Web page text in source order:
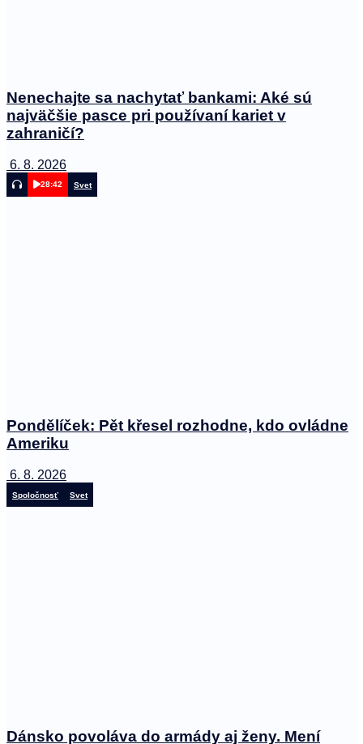
Nenechajte sa nachytať bankami: Aké sú
najväčšie pasce pri používaní kariet v
zahraničí?
6. 8. 2026
28:42 Svet
Pondělíček: Pět křesel rozhodne, kdo ovládne
Ameriku
6. 8. 2026
Spoločnosť Svet
Dánsko povoláva do armády aj ženy. Mení